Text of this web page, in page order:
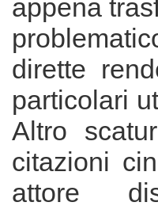
appena
dirette
particolari
Altro
citazioni
attore